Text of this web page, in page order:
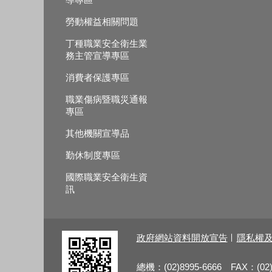
勞動權益相關問題
丁種職業安全衛生業
務主管宣導專區
消費者保護專區
職業傷病暨職災通報
專區
其他機關宣導品
勤休制度專區
國際職業安全衛生資
訊
政府網站資料開放宣告 隱私權
總機：(02)8995-6666 FAX：